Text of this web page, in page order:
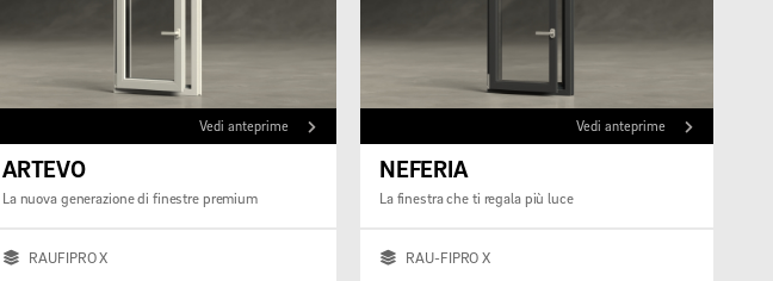
Vedi anteprime
ARTEVO
La nuova generazione di finestre premium
RAUFIPRO X
Vedi anteprime
NEFERIA
La finestra che ti regala più luce
RAU-FIPRO X